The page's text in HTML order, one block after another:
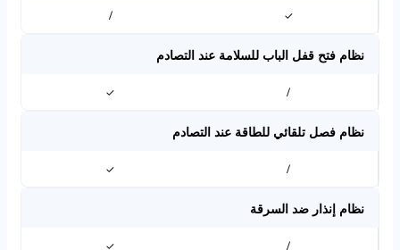
✓
/
نظام فتح قفل الباب للسلامة عند التصادم
/
✓
نظام فصل تلقائي للطاقة عند التصادم
/
✓
نظام إنذار ضد السرقة
/
✓